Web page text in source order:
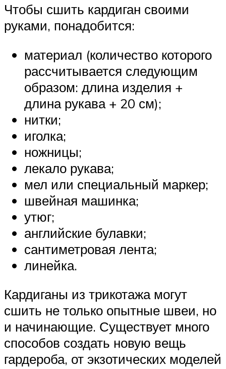
Чтобы сшить кардиган своими
руками, понадобится:
материал (количество которого
рассчитывается следующим
образом: длина изделия +
длина рукава + 20 см);
нитки;
иголка;
ножницы;
лекало рукава;
мел или специальный маркер;
швейная машинка;
утюг;
английские булавки;
сантиметровая лента;
линейка.
Кардиганы из трикотажа могут
сшить не только опытные швеи, но
и начинающие. Существует много
способов создать новую вещь
гардероба, от экзотических моделей